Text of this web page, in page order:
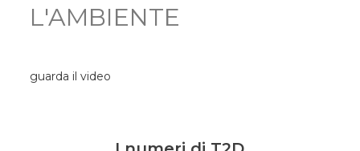
L'AMBIENTE
guarda il video